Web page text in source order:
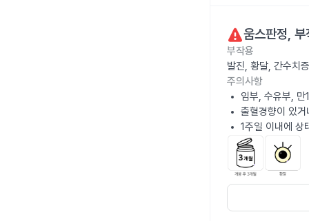
움스판정, 부
부작용
발진, 황달, 간수치
주의사항
임부, 수유부, 만
출혈경향이 있
1주일 이내에 상